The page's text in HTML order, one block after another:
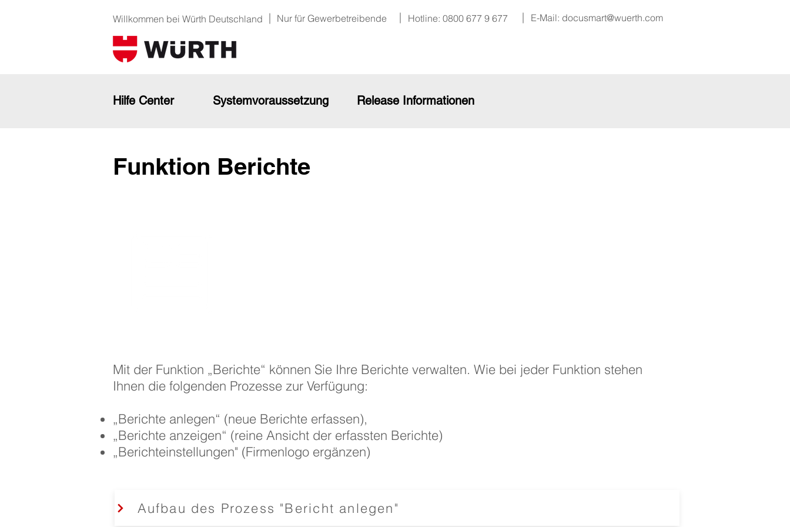
Willkommen bei Würth Deutschland Nur für Gewerbetreibende Hotline: 0800 677 9 677 E-Mail: docusmart@wuerth.com
Hilfe Center Systemvoraussetzung Release Informationen
Funktion Berichte
Mit der Funktion „Berichte“ können Sie Ihre Berichte verwalten. Wie bei jeder Funktion stehen
Ihnen die folgenden Prozesse zur Verfügung:
„Berichte anlegen“ (neue Berichte erfassen),
„Berichte anzeigen“ (reine Ansicht der erfassten Berichte)
„Berichteinstellungen" (Firmenlogo ergänzen)
Aufbau des Prozess "Bericht anlegen"